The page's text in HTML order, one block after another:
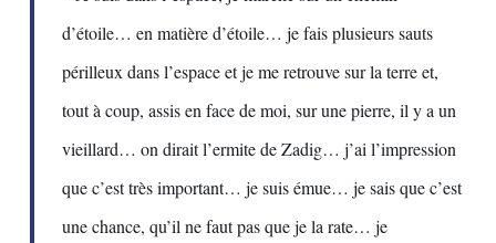
d’étoile… en matière d’étoile… je fais plusieurs sauts
périlleux dans l’espace et je me retrouve sur la terre et,
tout à coup, assis en face de moi, sur une pierre, il y a un
vieillard… on dirait l’ermite de Zadig… j’ai l’impression
que c’est très important… je suis émue… je sais que c’est
une chance, qu’il ne faut pas que je la rate… je